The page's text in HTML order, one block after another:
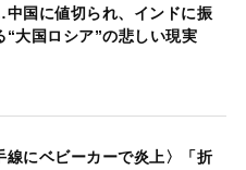
国に値切られ、インドに振
“大国ロシア”の悲しい現実
線にベビーカーで炎上〉「折